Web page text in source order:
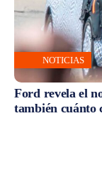
NOTICIAS
Ford revela el
también cuánto